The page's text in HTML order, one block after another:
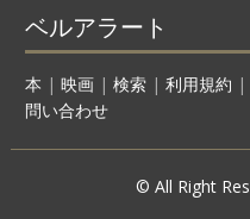
ベルアラート
本 | 映画| 検索| 利用規約 |
問い合わせ
© All Right